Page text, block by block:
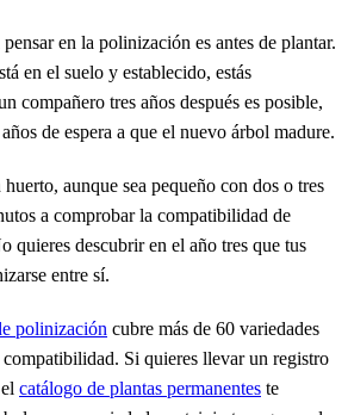
en la polinización es antes de plantar.
en el suelo y establecido, estás
compañero tres años después es posible,
de espera a que el nuevo árbol madure.
aunque sea pequeño con dos o tres
a comprobar la compatibilidad de
quieres descubrir en el año tres que tus
entre sí.
polinización cubre más de 60 variedades
Si quieres llevar un registro
catálogo de plantas permanentes te